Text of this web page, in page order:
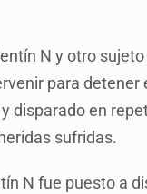
N y otro
para
disparado en
sufridas.
N fue puesto a